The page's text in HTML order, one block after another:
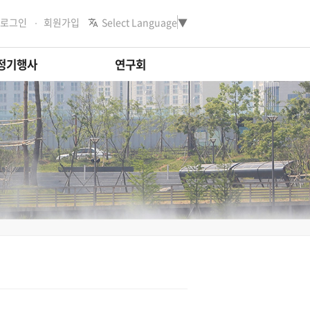
로그인 회원가입 Select Language▼
기행사 연구회